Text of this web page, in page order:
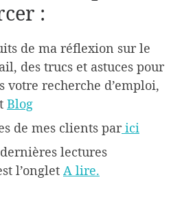
es
tisser les
es
LIRE PLUS
la
sa
:
de ma réflexion sur le
des trucs et astuces pour
votre recherche d’emploi,
Blog
de mes clients par ici
lectures
l’onglet A lire.